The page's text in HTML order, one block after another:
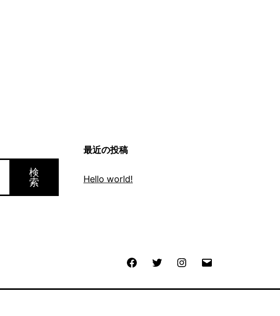
検
索
最近の投稿
Hello world!
FacebookTwitter Instagram